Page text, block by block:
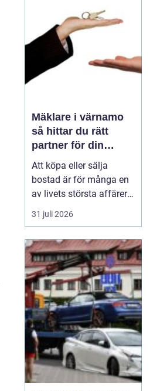
Mäklare i värnamo
så hittar du rätt
partner för din
bostadsaffär
Att köpa eller sälja
bostad är för många en
av livets största affärer.
Valet
Värnamo påverkar
stressig processen
upplevs. I en marknad
som rör sig snabbt, med
allt från...
31 juli 2026